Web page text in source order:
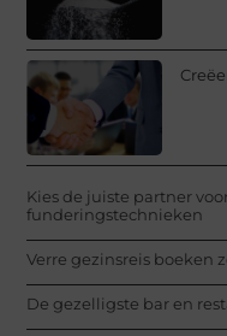
Kies de juiste partner
funderingstechnieken
Verre gezinsreis boeken
De gezelligste bar en